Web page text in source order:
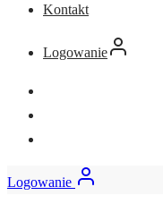
Kontakt
Logowanie
Logowanie